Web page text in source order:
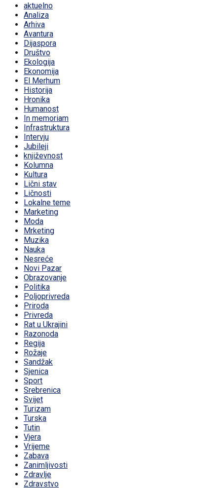
aktuelno
Analiza
Arhiva
Avantura
Dijaspora
Društvo
Ekologija
Ekonomija
El Merhum
Historija
Hronika
Humanost
In memoriam
Infrastruktura
Intervju
Jubileji
književnost
Kolumna
Kultura
Lični stav
Ličnosti
Lokalne teme
Marketing
Moda
Mrketing
Muzika
Nauka
Nesreće
Novi Pazar
Obrazovanje
Politika
Poljoprivreda
Priroda
Privreda
Rat u Ukrajini
Razonoda
Regija
Rožaje
Sandžak
Sjenica
Sport
Srebrenica
Svijet
Turizam
Turska
Tutin
Vjera
Vrijeme
Zabava
Zanimljivosti
Zdravlje
Zdravstvo